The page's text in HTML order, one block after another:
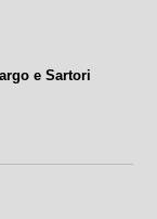
e Sartori